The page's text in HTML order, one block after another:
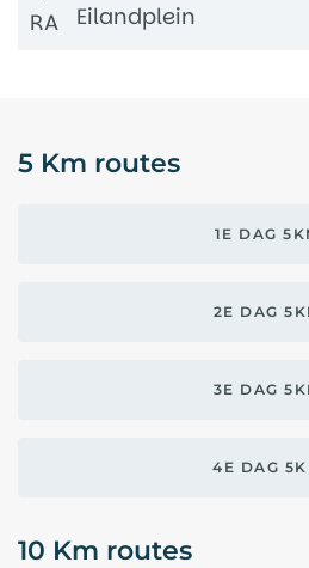
RA Eilandplein
5 Km routes
1E DAG
2E DAG
3E DAG
4E DAG
10 Km routes